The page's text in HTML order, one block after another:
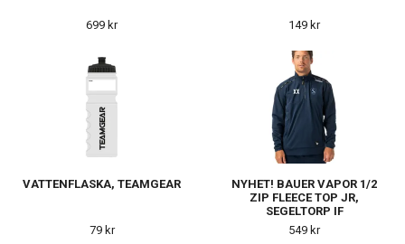
699 kr 149 kr
VATTENFLASKA, TEAMGEAR
79 kr
NYHET! BAUER VAPOR 1/2
ZIP FLEECE TOP JR,
SEGELTORP IF
549 kr